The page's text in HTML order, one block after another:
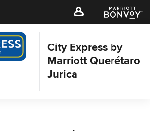
City Express by
Marriott Querétaro
Jurica